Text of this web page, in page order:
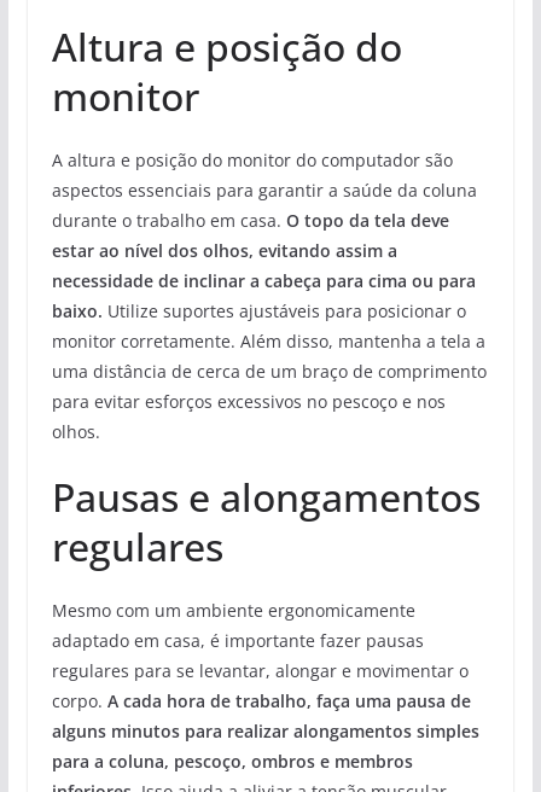
Altura e posição do
monitor
A altura e posição do monitor do computador são
aspectos essenciais para garantir a saúde da coluna
durante o trabalho em casa. O topo da tela deve
estar ao nível dos olhos, evitando assim a
necessidade de inclinar a cabeça para cima ou para
baixo. Utilize suportes ajustáveis para posicionar o
monitor corretamente. Além disso, mantenha a tela a
uma distância de cerca de um braço de comprimento
para evitar esforços excessivos no pescoço e nos
olhos.
Pausas e alongamentos
regulares
Mesmo com um ambiente ergonomicamente
adaptado em casa, é importante fazer pausas
regulares para se levantar, alongar e movimentar o
corpo. A cada hora de trabalho, faça uma pausa de
alguns minutos para realizar alongamentos simples
para a coluna, pescoço, ombros e membros